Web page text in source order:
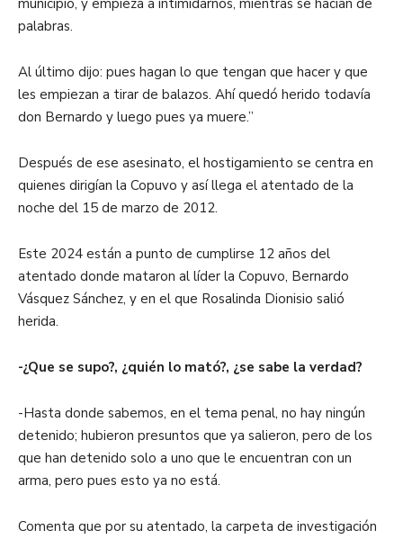
municipio, y empieza a intimidarnos, mientras se hacían de
palabras.
Al último dijo: pues hagan lo que tengan que hacer y que
les empiezan a tirar de balazos. Ahí quedó herido todavía
don Bernardo y luego pues ya muere.”
Después de ese asesinato, el hostigamiento se centra en
quienes dirigían la Copuvo y así llega el atentado de la
noche del 15 de marzo de 2012.
Este 2024 están a punto de cumplirse 12 años del
atentado donde mataron al líder la Copuvo, Bernardo
Vásquez Sánchez, y en el que Rosalinda Dionisio salió
herida.
-¿Que se supo?, ¿quién lo mató?, ¿se sabe la verdad?
-Hasta donde sabemos, en el tema penal, no hay ningún
detenido; hubieron presuntos que ya salieron, pero de los
que han detenido solo a uno que le encuentran con un
arma, pero pues esto ya no está.
Comenta que por su atentado, la carpeta de investigación